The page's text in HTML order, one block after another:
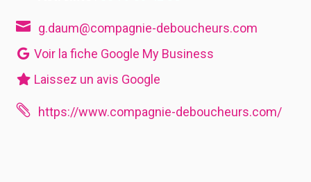
 g.daum@compagnie-deboucheurs.com
Voir la fiche Google My Business
Laissez un avis Google
 https://www.compagnie-deboucheurs.com/